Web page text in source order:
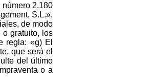
número 2.180
S.L.»,
de modo
o gratuito, los
regla: «g) El
que será el
del último
o a